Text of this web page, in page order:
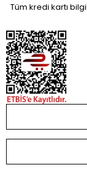
Tüm kredi kartı